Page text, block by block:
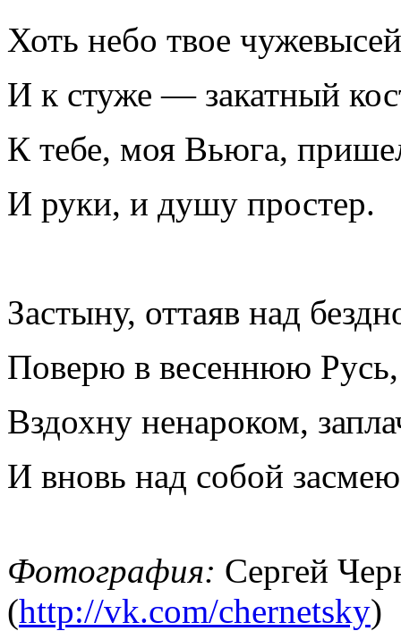
Хоть небо твое
И к стуже — закатный
К тебе, моя Вьюга,
И руки, и душу простер.
Застыну, оттаяв над
Поверю в весеннюю Русь,
Вздохну ненароком,
И вновь над собой
Фотография: Сергей
(http://vk.com/chernetsky)